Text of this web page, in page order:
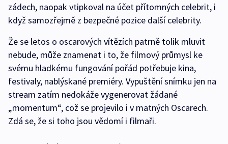
zádech, naopak vtipkoval na účet přítomných celebrit, i
když samozřejmě z bezpečné pozice další celebrity.
Že se letos o oscarových vítězích patrně tolik mluvit
nebude, může znamenat i to, že filmový průmysl ke
svému hladkému fungování pořád potřebuje kina,
festivaly, nablýskané premiéry. Vypuštění snímku jen na
stream zatím nedokáže vygenerovat žádané
„momentum“, což se projevilo i v matných Oscarech.
Zdá se, že si toho jsou vědomí i filmaři.